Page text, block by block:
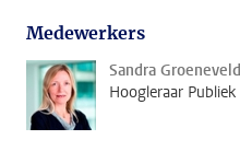
Medewerkers
Sandra Groeneveld
Hoogleraar